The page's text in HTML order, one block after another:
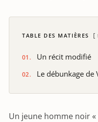
TABLE DES MATIÈRES
Un récit modifié
Le débunkage de
Un jeune homme noir «